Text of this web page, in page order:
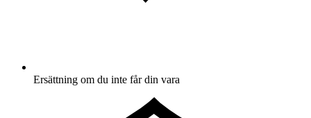
Ersättning om du inte får din vara